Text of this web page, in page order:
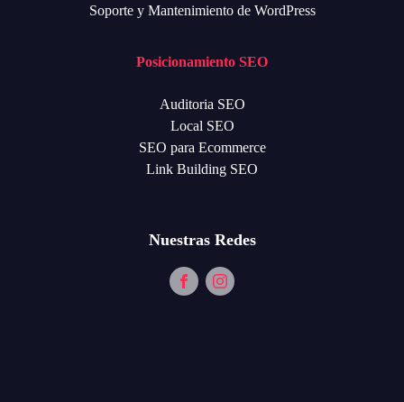
Soporte y Mantenimiento de WordPress
Posicionamiento SEO
Auditoria SEO
Local SEO
SEO para Ecommerce
Link Building SEO
Nuestras Redes